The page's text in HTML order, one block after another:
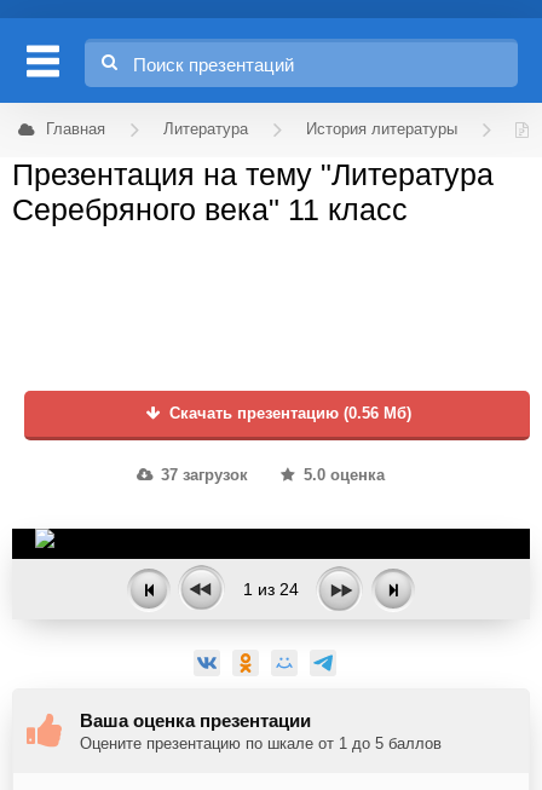
Главная Литература История литературы
Презентация на тему "Литература
Серебряного века" 11 класс
Скачать презентацию (0.56 Мб)
37 загрузок 5.0 оценка
1 из 24
Ваша оценка презентации
Оцените презентацию по шкале от 1 до 5 баллов